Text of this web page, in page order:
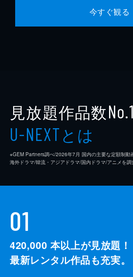
今すぐ観る
見放題作品数No.1
U-NEXTとは
※GEM Partners調べ/2026年7⽉ 国内の主要な定額制動
海外ドラマ/韓流・アジアドラマ/国内ドラマ/アニメを調
01
420,000 本以上が見放題！
最新レンタル作品も充実。